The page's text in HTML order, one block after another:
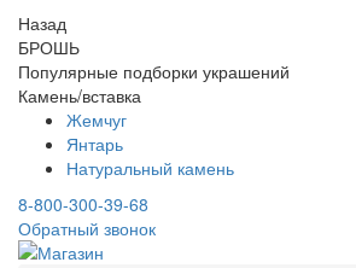
Назад
БРОШЬ
Популярные подборки украшений
Камень/вставка
Жемчуг
Янтарь
Натуральный камень
8-800-300-39-68
Обратный звонок